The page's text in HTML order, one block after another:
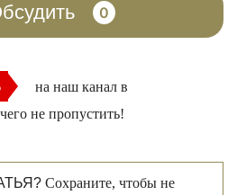
0
на наш канал в
не пропустить!
Сохраните, чтобы не